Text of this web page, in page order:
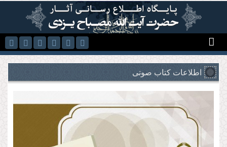
رفتن به محتوای اصلی
اطلاعات کتاب صوتی